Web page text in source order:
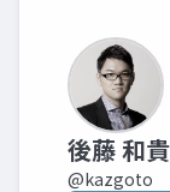
後藤 和貴
@kazgoto